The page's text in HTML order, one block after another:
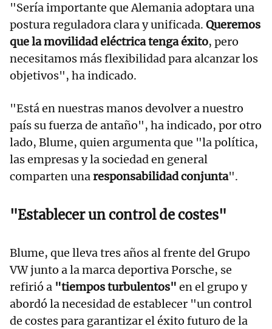
"Sería importante que Alemania adoptara una
postura reguladora clara y unificada. Queremos
que la movilidad eléctrica tenga éxito, pero
necesitamos más flexibilidad para alcanzar los
objetivos", ha indicado.
"Está en nuestras manos devolver a nuestro
país su fuerza de antaño", ha indicado, por otro
lado, Blume, quien argumenta que "la política,
las empresas y la sociedad en general
comparten unaresponsabilidad conjunta".
"Establecer un control de costes"
Blume, que lleva tres años al frente del Grupo
VW junto a la marca deportiva Porsche, se
refirió a "tiempos turbulentos" en el grupo y
abordó la necesidad de establecer "un control
de costes para garantizar el éxito futuro de la